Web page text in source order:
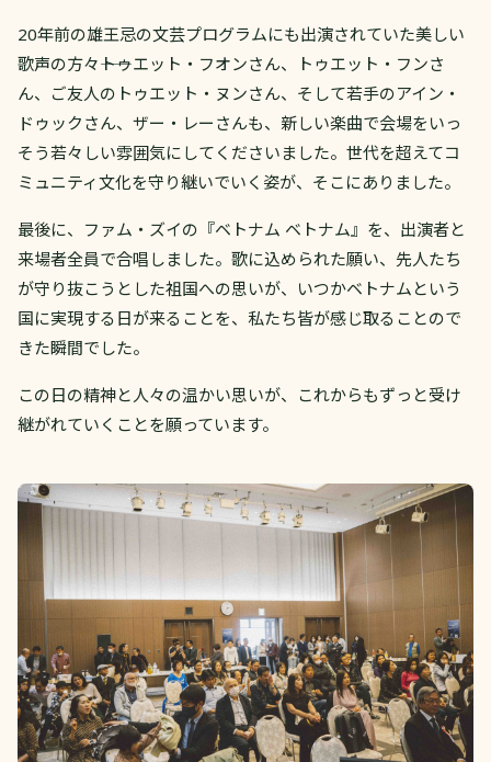
20年前の雄王忌の文芸プログラムにも出演されていた美しい
歌声の方々――トゥエット・フオンさん、トゥエット・フンさ
ん、ご友人のトゥエット・ヌンさん、そして若手のアイン・
ドゥックさん、ザー・レーさんも、新しい楽曲で会場をいっ
そう若々しい雰囲気にしてくださいました。世代を超えてコ
ミュニティ文化を守り継いでいく姿が、そこにありました。
最後に、ファム・ズイの『ベトナム ベトナム』を、出演者と
来場者全員で合唱しました。歌に込められた願い、先人たち
が守り抜こうとした祖国への思いが、いつかベトナムという
国に実現する日が来ることを、私たち皆が感じ取ることので
きた瞬間でした。
この日の精神と人々の温かい思いが、これからもずっと受け
継がれていくことを願っています。